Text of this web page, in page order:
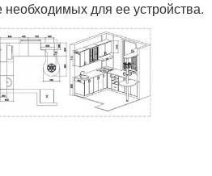
для ее устройства.